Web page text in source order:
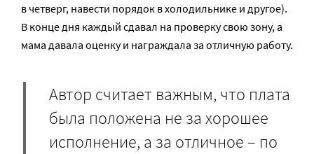
в четверг, навести порядок в холодильнике и другое).
В конце дня каждый сдавал на проверку свою зону, а
мама давала оценку и награждала за отличную работу.
Автор считает важным, что плата
была положена не за хорошее
исполнение, а за отличное – по